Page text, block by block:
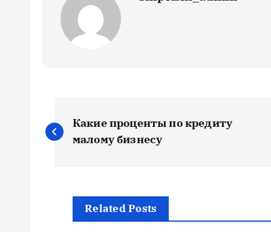
Н
а
Какие проценты по кредиту
малому бизнесу
Related Posts